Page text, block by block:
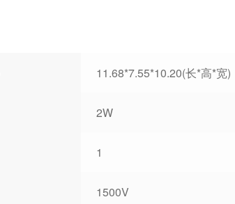
11.68*7.55*10.20(长*高*宽)
2W
1
1500V